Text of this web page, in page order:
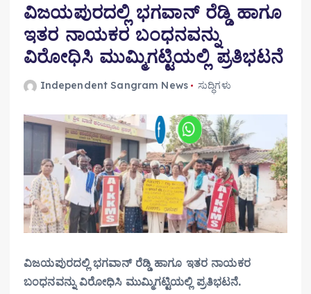
ವಿಜಯಪುರದಲ್ಲಿ ಭಗವಾನ್ ರೆಡ್ಡಿ ಹಾಗೂ
ಇತರ ನಾಯಕರ ಬಂಧನವನ್ನು
ವಿರೋಧಿಸಿ ಮುಮ್ಮಿಗಟ್ಟಿಯಲ್ಲಿ ಪ್ರತಿಭಟನೆ
Independent Sangram News ಸುದ್ಧಿಗಳು
ವಿಜಯಪುರದಲ್ಲಿ ಭಗವಾನ್ ರೆಡ್ಡಿ ಹಾಗೂ ಇತರ ನಾಯಕರ
ಬಂಧನವನ್ನು ವಿರೋಧಿಸಿ ಮುಮ್ಮಿಗಟ್ಟಿಯಲ್ಲಿ ಪ್ರತಿಭಟನೆ.